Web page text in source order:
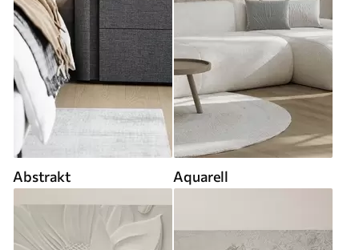
Abstrakt Aquarell